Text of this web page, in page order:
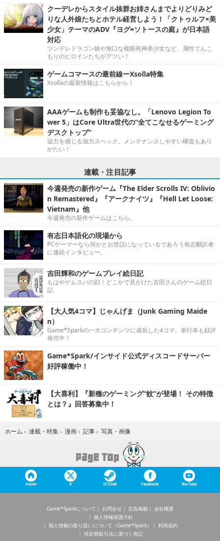
クーデレからスタイル抜群お姉さんまでよりどりみど
りな人外娘たちとホテル経営しよう！「クトゥルフ×美
少女」テーマのADV『ヨグ=ソトースの庭』が日本語
対応
ツンデレドラゴン娘や無口な複眼死神美少女など、属性てんこ
もりのヒロインたちがアツい！
ゲームコマースの最前線ーXsolla特集
Xsollaの最新情報はこちらから！
AAAゲームも制作も妥協なし。「Lenovo Legion To
wer 5」はCore Ultra世代の“全てこなせるゲーミング
デスクトップ”
迫力を感じる強力スペック。メンテナンスしやすい構造もあり
がたい！
連載・注目記事
今週発売の新作ゲーム『The Elder Scrolls IV: Oblivio
n Remastered』『アークナイツ』『Hell Let Loose:
Vietnam』他
今週発売の新作ゲームはこちら。
有志日本語化の現場から
PCゲーマーなら何かとお世話になっているであろう有志翻訳者
に連続インタビュー。
吉田輝和のゲームプレイ絵日記
もはやゲムスパの顔！どこかで見かけた吉田さんのゲーム絵日
記
【大人気4コマ】じゃんげま（Junk Gaming Maide
n）
Game*Sparkの一大コンテンツに成長した4コマ。単行本も好評
発売中！
Game*Spark/インサイド公式ディスコードサーバー
好評稼働中！
【大喜利】『新種のゲーミング“蚊”が登場！ その特徴
とは？』回答募集中！
ホーム › 連載・特集 › 漫画 › 記事 › 写真・画像
Home X STEAM Facebook YouTube
Game*Sparkについて お問合せ 広告掲載
会社概要
個人情報保護方針
個人情報の取り扱いについて（Game*Spark）
利用規約
特定商取引法に基づく表記